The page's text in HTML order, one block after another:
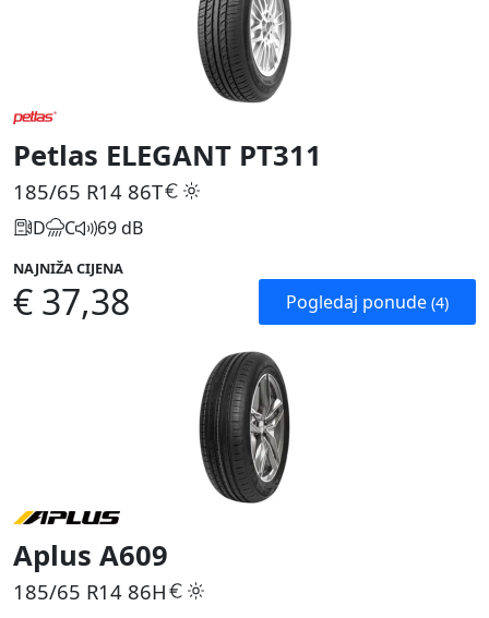
Petlas ELEGANT PT311
185/65 R14 86T
D C 69 dB
NAJNIŽA CIJENA
€ 37,38 Pogledaj ponude (4)
Aplus A609
185/65 R14 86H